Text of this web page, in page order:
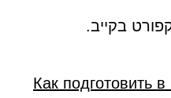
בקייב.
Как подготовить